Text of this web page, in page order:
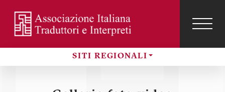
contenuto
principale
Sezioni
SITI REGIONALI
profilo
utente